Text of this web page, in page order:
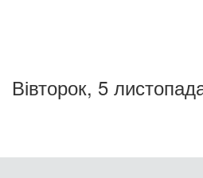
Вівторок, 5